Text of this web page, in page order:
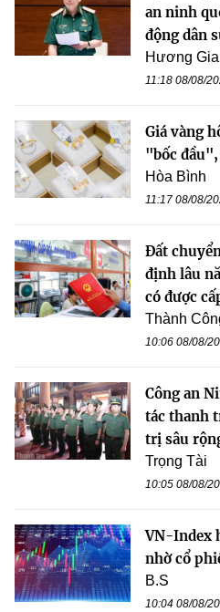
an ninh
động dân
Hương
11:18 08/08/
Giá vàng
"bốc đầu",
Hòa Bình
11:17 08/08/
Đất
định lâu
có được
Thành
10:06 08/08/
Công an
tác thanh
trị sâu
Trọng Tài
10:05 08/08/
VN-Index
nhờ cổ
B.S
10:04 08/08/